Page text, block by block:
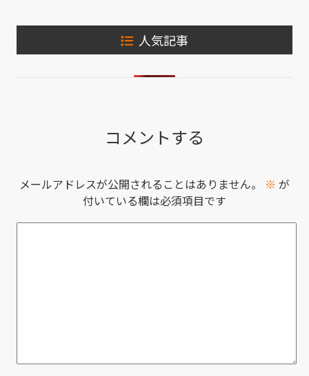
人気記事
コメントする
メールアドレスが公開されることはありません。 ※ が
付いている欄は必須項目です